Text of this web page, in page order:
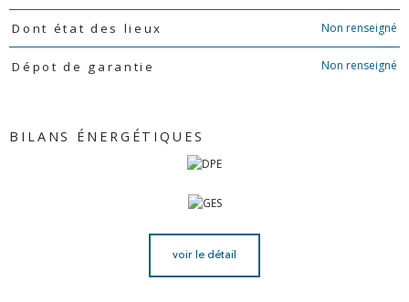
Dont état des lieux Non renseigné
Dépot de garantie Non renseigné
BILANS ÉNERGÉTIQUES
voir le détail